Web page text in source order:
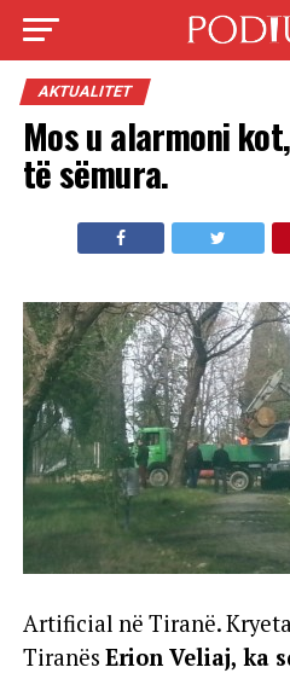
AKTUALITET
Mos u alarmoni
të sëmura.
Artificial në Tiranë.
Tiranës Erion Veliaj, ka